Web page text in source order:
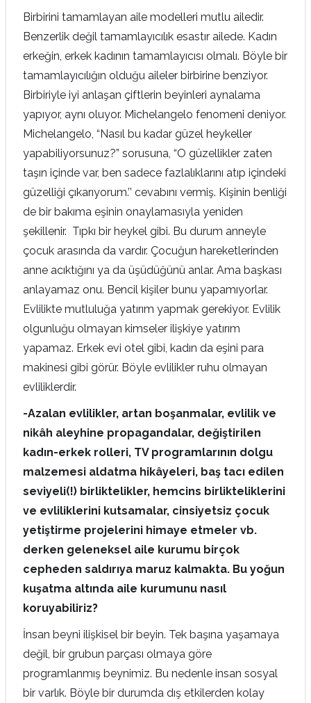
Birbirini tamamlayan aile modelleri mutlu ailedir.
Benzerlik değil tamamlayıcılık esastır ailede. Kadın
erkeğin, erkek kadının tamamlayıcısı olmalı. Böyle bir
tamamlayıcılığın olduğu aileler birbirine benziyor.
Birbiriyle iyi anlaşan çiftlerin beyinleri aynalama
yapıyor, aynı oluyor. Michelangelo fenomeni deniyor.
Michelangelo, “Nasıl bu kadar güzel heykeller
yapabiliyorsunuz?” sorusuna, “O güzellikler zaten
taşın içinde var, ben sadece fazlalıklarını atıp içindeki
güzelliği çıkarıyorum.’’ cevabını vermiş. Kişinin benliği
de bir bakıma eşinin onaylamasıyla yeniden
şekillenir. Tıpkı bir heykel gibi. Bu durum anneyle
çocuk arasında da vardır. Çocuğun hareketlerinden
anne acıktığını ya da üşüdüğünü anlar. Ama başkası
anlayamaz onu. Bencil kişiler bunu yapamıyorlar.
Evlilikte mutluluğa yatırım yapmak gerekiyor. Evlilik
olgunluğu olmayan kimseler ilişkiye yatırım
yapamaz. Erkek evi otel gibi, kadın da eşini para
makinesi gibi görür. Böyle evlilikler ruhu olmayan
evliliklerdir.
-Azalan evlilikler, artan boşanmalar, evlilik ve
nikâh aleyhine propagandalar, değiştirilen
kadın-erkek rolleri, TV programlarının dolgu
malzemesi aldatma hikâyeleri, baş tacı edilen
seviyeli(!) birliktelikler, hemcins birlikteliklerini
ve evliliklerini kutsamalar, cinsiyetsiz çocuk
yetiştirme projelerini himaye etmeler vb.
derken geleneksel aile kurumu birçok
cepheden saldırıya maruz kalmakta. Bu yoğun
kuşatma altında aile kurumunu nasıl
koruyabiliriz?
İnsan beyni ilişkisel bir beyin. Tek başına yaşamaya
değil, bir grubun parçası olmaya göre
programlanmış beynimiz. Bu nedenle insan sosyal
bir varlık. Böyle bir durumda dış etkilerden kolay